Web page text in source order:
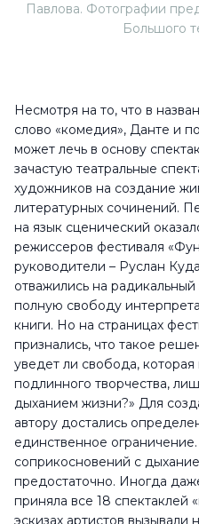
Павлова. Фотографии
Большого
Несмотря на то, что в
слово «комедия», Данте и
может лечь в основу
зачастую театральные
художников на создание
литературных сочинений.
на язык сценический
режиссеров фестиваля
руководители – Руслан
отважились на
полную свободу
книги. Но на страницах
признались, что такое
уведет ли свобода,
подлинного творчества,
дыханием жизни?» Для
автору достались
единственное
соприкосновений с
предостаточно. Иногда
приняла все 18 спектаклей
эскизах артистов вызывали